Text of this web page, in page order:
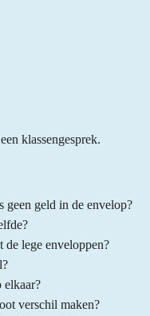
klassengesprek.
geen geld in de envelop?
de lege enveloppen?
elkaar?
verschil maken?